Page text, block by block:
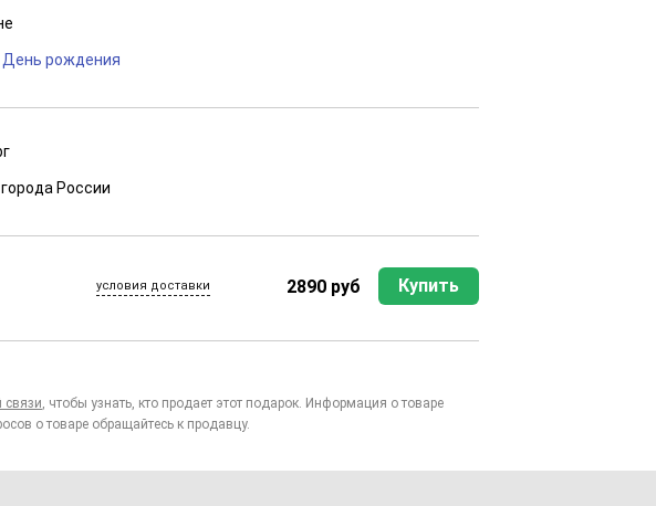
День рождения
России
условия доставки 2890 руб Купить
связи, чтобы узнать, кто продает этот подарок. Информация о товаре
о товаре обращайтесь к продавцу.